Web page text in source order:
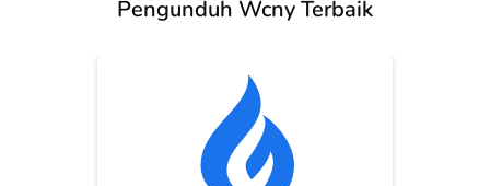
Pengunduh Wcny Terbaik